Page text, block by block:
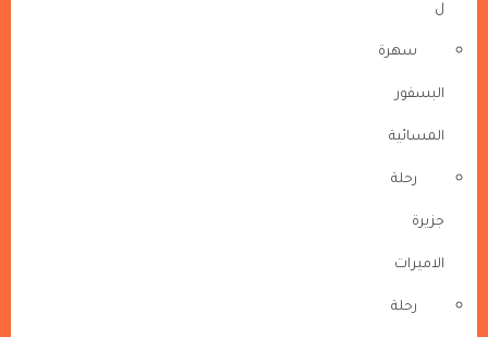
ل
سهرة
البسفور
المسائية
رحلة
جزيرة
الاميرات
رحلة